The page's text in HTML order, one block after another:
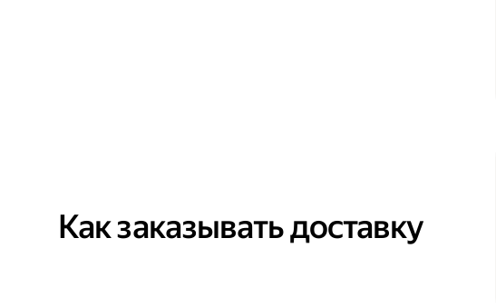
Как заказывать доставку